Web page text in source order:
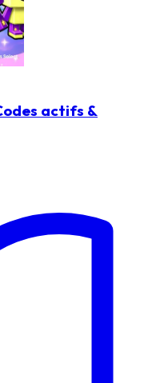
actifs &